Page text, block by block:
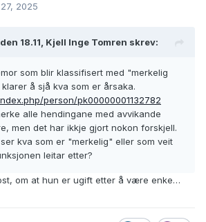
2025
18.11, Kjell Inge Tomren skrev:
som blir klassifisert med "merkelig
å sjå kva som er årsaka.
person/pk00000001132782
alle hendingane med avvikande
men det har ikkje gjort nokon forskjell.
kva som er "merkelig" eller som veit
leitar etter?
om at hun er ugift etter å være enke…